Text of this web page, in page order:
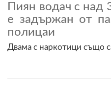
Пиян водач с над
е задържан от
полицаи
Двама с наркотици също